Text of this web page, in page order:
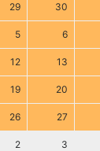
29 30
5 6
12 13
19 20
26 27
2 3